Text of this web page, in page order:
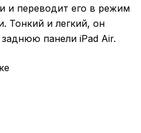
и переводит его в режим
Тонкий и легкий, он
панели iPad Air.